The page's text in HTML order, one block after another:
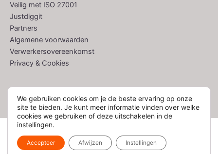
Veilig met ISO 27001
Justdiggit
Partners
Algemene voorwaarden
Verwerkersovereenkomst
Privacy & Cookies
Copyright © 2026 Colijn IT
We gebruiken cookies om je de beste ervaring op onze
site te bieden. Je kunt meer informatie vinden over welke
cookies we gebruiken of deze uitschakelen in de
instellingen.
Accepteer Afwijzen Instellingen